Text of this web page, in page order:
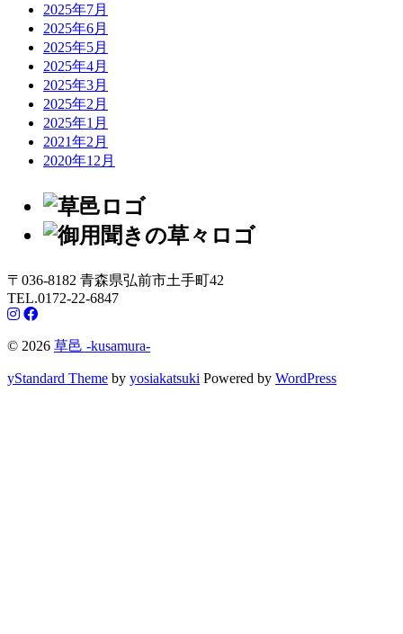
2025年7月
2025年6月
2025年5月
2025年4月
2025年3月
2025年2月
2025年1月
2021年2月
2020年12月
〒036-8182 青森県弘前市土手町42
TEL.0172-22-6847
© 2026 草邑 -kusamura-
yStandard Theme by yosiakatsuki Powered by WordPress